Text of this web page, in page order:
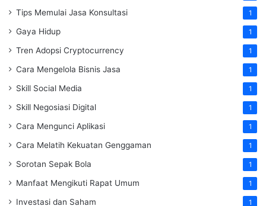
Tips Memulai Jasa Konsultasi 1
Gaya Hidup 1
Tren Adopsi Cryptocurrency 1
Cara Mengelola Bisnis Jasa 1
Skill Social Media 1
Skill Negosiasi Digital 1
Cara Mengunci Aplikasi 1
Cara Melatih Kekuatan Genggaman 1
Sorotan Sepak Bola 1
Manfaat Mengikuti Rapat Umum 1
Investasi dan Saham 1